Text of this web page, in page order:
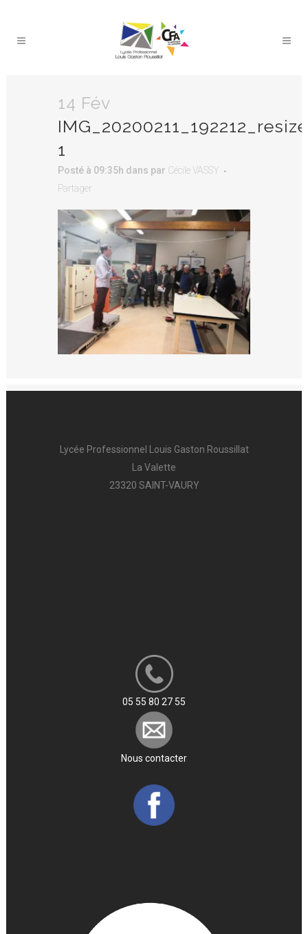
14 Fév
1
Posté à 09:35h dans par Cécile VASSY
Partager
Lycée Professionnel Louis Gaston Roussillat
La Valette
23320 SAINT-VAURY
05 55 80 27 55
Nous contacter